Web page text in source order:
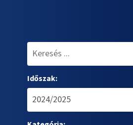
Időszak: